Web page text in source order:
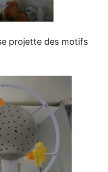
projette des motifs